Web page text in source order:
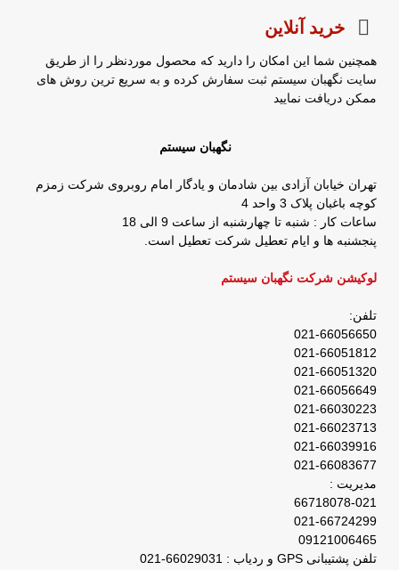
خرید آنلاین
همچنین شما این امکان را دارید که محصول موردنظر را از طریق
سایت نگهبان سیستم ثبت سفارش کرده و به سریع ترین روش های
ممکن دریافت نمایید
نگهبان سیستم
تهران خیابان آزادی بین شادمان و یادگار امام روبروی شرکت زمزم
کوچه باغبان پلاک 3 واحد 4
ساعات کار : شنبه تا چهارشنبه از ساعت 9 الی 18
پنجشنبه ها و ایام تعطیل شرکت تعطیل است.
لوکیشن شرکت نگهبان سیستم
تلفن:
021-66056650
021-66051812
021-66051320
021-66056649
021-66030223
021-66023713
021-66039916
021-66083677
مدیریت :
66718078-021
021-66724299
09121006465
تلفن پشتیبانی GPS و ردیاب : 66029031-021